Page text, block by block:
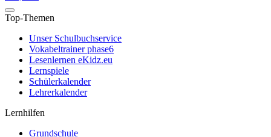
Top-Themen
Unser Schulbuchservice
Vokabeltrainer phase6
Lesenlernen eKidz.eu
Lernspiele
Schülerkalender
Lehrerkalender
Lernhilfen
Grundschule